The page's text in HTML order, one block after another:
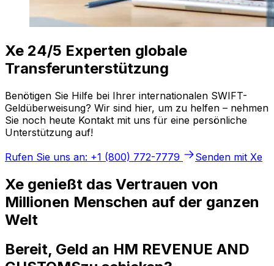
Xe 24/5 Experten globale
Transferunterstützung
Benötigen Sie Hilfe bei Ihrer internationalen SWIFT-
Geldüberweisung? Wir sind hier, um zu helfen – nehmen
Sie noch heute Kontakt mit uns für eine persönliche
Unterstützung auf!
Rufen Sie uns an: +1 (800) 772-7779
Senden mit Xe
Xe genießt das Vertrauen von
Millionen Menschen auf der ganzen
Welt
Bereit, Geld an HM REVENUE AND